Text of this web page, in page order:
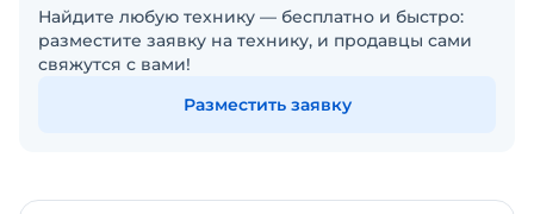
Найдите любую технику — бесплатно и быстро:
разместите заявку на технику, и продавцы сами
свяжутся с вами!
Разместить заявку